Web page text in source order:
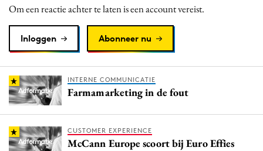
Purpose Marketing
Reputatie & crisis
Om een reactie achter te laten is een account vereist.
Inloggen Abonneer nu
INTERNE COMMUNICATIE
Farmamarketing in de fout
CUSTOMER EXPERIENCE
McCann Europe scoort bij Euro Effies